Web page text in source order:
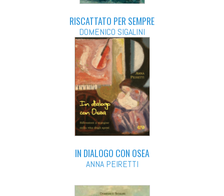
RISCATTATO PER SEMPRE
DOMENICO SIGALINI
IN DIALOGO CON OSEA
ANNA PEIRETTI